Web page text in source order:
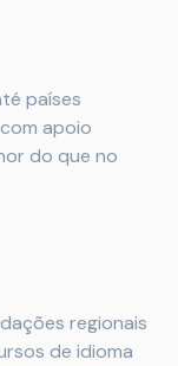
países
apoio
do que no
regionais
de idioma